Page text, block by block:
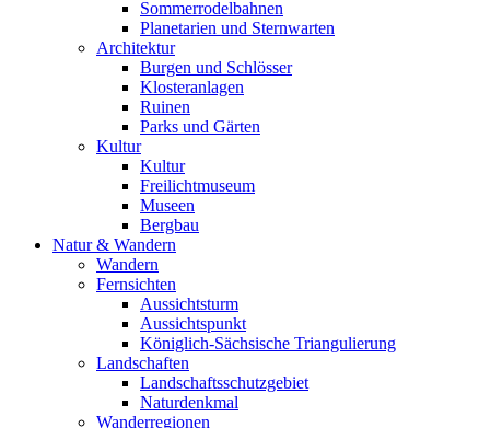
Sommerrodelbahnen
Planetarien und Sternwarten
Architektur
Burgen und Schlösser
Klosteranlagen
Ruinen
Parks und Gärten
Kultur
Kultur
Freilichtmuseum
Museen
Bergbau
Natur & Wandern
Wandern
Fernsichten
Aussichtsturm
Aussichtspunkt
Königlich-Sächsische Triangulierung
Landschaften
Landschaftsschutzgebiet
Naturdenkmal
Wanderregionen